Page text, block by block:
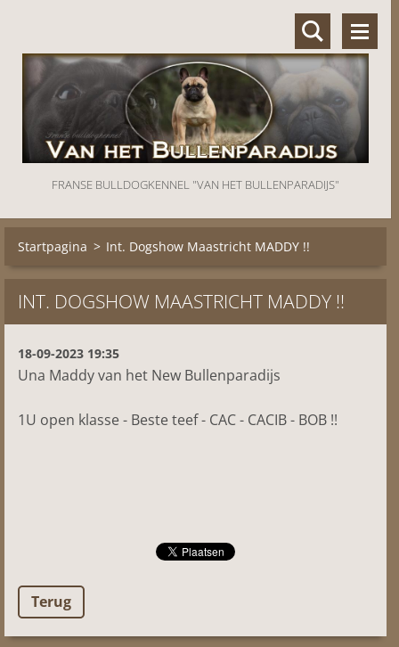
FRANSE BULLDOGKENNEL "VAN HET BULLENPARADIJS"
Startpagina > Int. Dogshow Maastricht MADDY !!
INT. DOGSHOW MAASTRICHT MADDY !!
18-09-2023 19:35
Una Maddy van het New Bullenparadijs
1U open klasse - Beste teef - CAC - CACIB - BOB !!
Terug